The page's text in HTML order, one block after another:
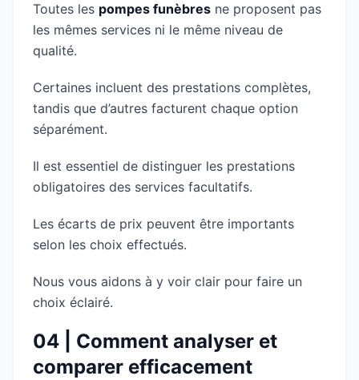
Toutes les pompes funèbres ne proposent pas
les mêmes services ni le même niveau de
qualité.
Certaines incluent des prestations complètes,
tandis que d’autres facturent chaque option
séparément.
Il est essentiel de distinguer les prestations
obligatoires des services facultatifs.
Les écarts de prix peuvent être importants
selon les choix effectués.
Nous vous aidons à y voir clair pour faire un
choix éclairé.
04 | Comment analyser et
comparer efficacement